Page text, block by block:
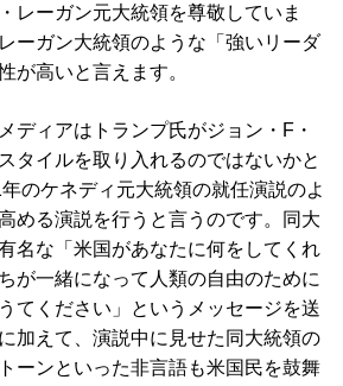
レーガン元大統領を尊敬していま
ーガン大統領のような「強いリーダ
が高いと言えます。
ディアはトランプ氏がジョン・F・
タイルを取り入れるのではないかと
のケネディ元大統領の就任演説のよ
める演説を行うと言うのです。同大
名な「米国があなたに何をしてくれ
が一緒になって人類の自由のために
てください」というメッセージを送
加えて、演説中に見せた同大統領の
ーンといった非言語も米国民を鼓舞